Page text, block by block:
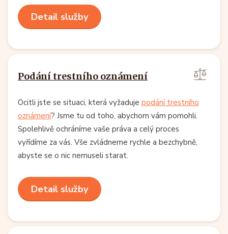
Detail služby
Podání trestního oznámení
Ocitli jste se situaci, která vyžaduje podání trestního
oznámení? Jsme tu od toho, abychom vám pomohli.
Spolehlivě ochráníme vaše práva a celý proces
vyřídíme za vás. Vše zvládneme rychle a bezchybně,
abyste se o nic nemuseli starat.
Detail služby